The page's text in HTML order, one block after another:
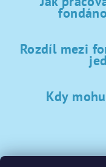
Rozdíl mezi
Kdy